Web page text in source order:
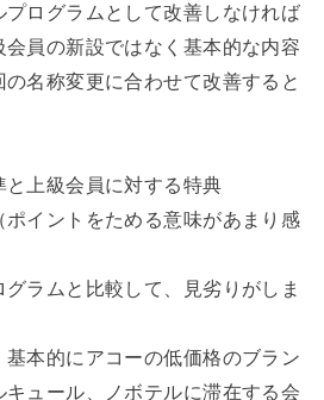
ログラムとして改善しなければ
員の新設ではなく基本的な内容
名称変更に合わせて改善すると
上級会員に対する特典
イントをためる意味があまり感
ラムと比較して、見劣りがしま
基本的にアコーの低価格のブラン
キュール、ノボテルに滞在する会